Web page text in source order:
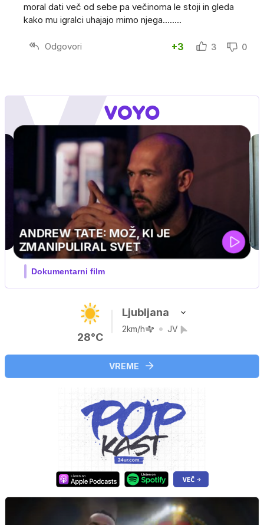
moral dati več od sebe pa večinoma le stoji in gleda
kako mu igralci uhajajo mimo njega........
Odgovori +3 3 0
PRIJATELJ PINGVIN
meseca / družinski, pustolovski
28°C
Ljubljana
2km/h JV
VREME